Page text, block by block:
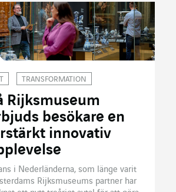
TRANSFORMATION
Rijksmuseum
besökare en
innovativ
i Nederländerna, som länge varit
Rijksmuseums partner har